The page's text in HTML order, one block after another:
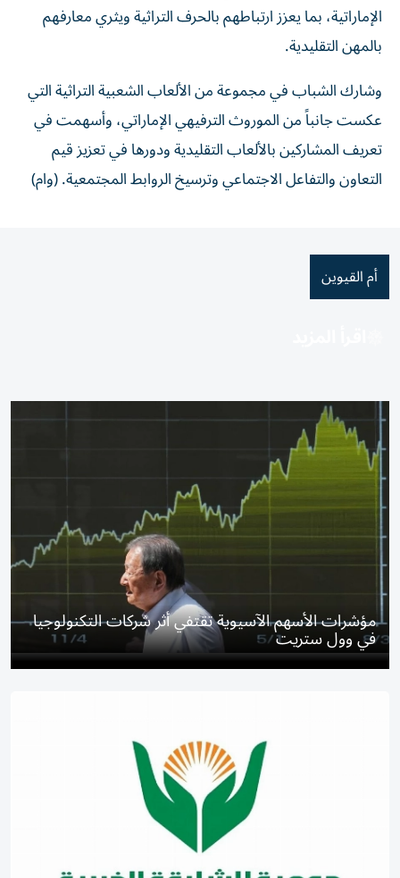
الإماراتية، بما يعزز ارتباطهم بالحرف التراثية ويثري معارفهم
بالمهن التقليدية.
وشارك الشباب في مجموعة من الألعاب الشعبية التراثية التي
عكست جانباً من الموروث الترفيهي الإماراتي، وأسهمت في
تعريف المشاركين بالألعاب التقليدية ودورها في تعزيز قيم
التعاون والتفاعل الاجتماعي وترسيخ الروابط المجتمعية. (وام)
أم القيوين
مؤشرات الأسهم الآسيوية تقتفي أثر شركات التكنولوجيا
في وول ستريت